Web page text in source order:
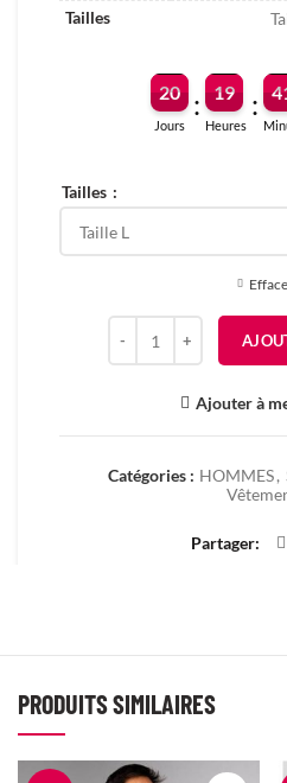
Tailles
20
Jours
: 19
Heures
:
Tailles
quantité de WHATEVER
Ajouter à
Catégories : HOMMES ,
Partager
PRODUITS SIMILAIRES